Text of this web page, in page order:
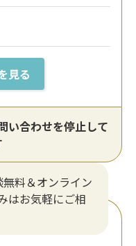
見る
い合わせを停止して
無料＆オンライン
はお気軽にご相